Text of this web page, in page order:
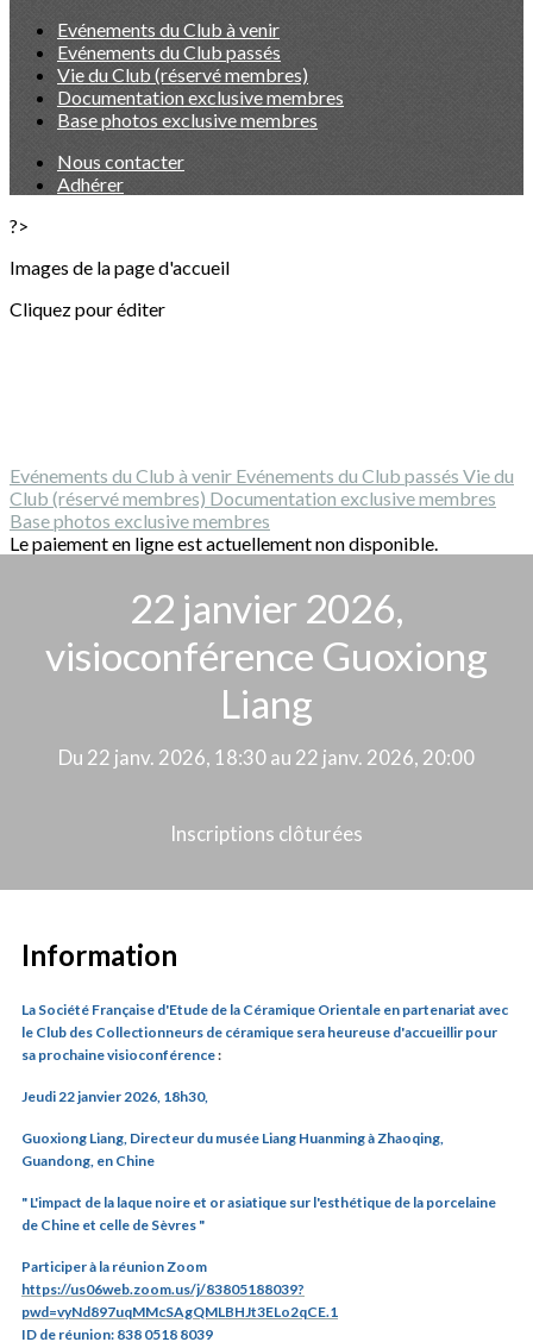
Evénements du Club à venir
Evénements du Club passés
Vie du Club (réservé membres)
Documentation exclusive membres
Base photos exclusive membres
Nous contacter
Adhérer
?>
Images de la page d'accueil
Cliquez pour éditer
Evénements du Club à venir Evénements du Club passés Vie du
Club (réservé membres) Documentation exclusive membres
Base photos exclusive membres
Le paiement en ligne est actuellement non disponible.
22 janvier 2026,
visioconférence Guoxiong
Liang
Du 22 janv. 2026, 18:30 au 22 janv. 2026, 20:00
Inscriptions clôturées
Information
La Société Française d'Etude de la Céramique Orientale en partenariat avec
le Club des Collectionneurs de céramique sera heureuse d'accueillir pour
sa prochaine visioconférence:
Jeudi 22 janvier 2026, 18h30,
Guoxiong Liang, Directeur du musée Liang Huanming à Zhaoqing,
Guandong, en Chine
" L'impact de la laque noire et or asiatique sur l'esthétique de la porcelaine
de Chine et celle de Sèvres "
Participer à la réunion Zoom
https://us06web.zoom.us/j/83805188039?
pwd=vyNd897uqMMcSAgQMLBHJt3ELo2qCE.1
ID de réunion: 838 0518 8039